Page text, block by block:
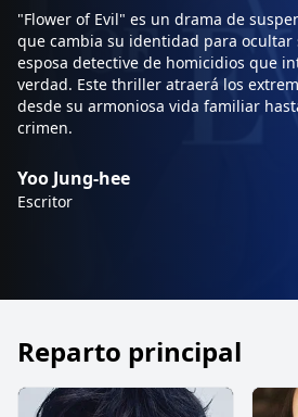
"Flower of Evil" es un drama de
que cambia su identidad para ocultar
esposa detective de homicidios que
verdad. Este thriller atraerá los
desde su armoniosa vida familiar
crimen.
Yoo Jung-hee
Escritor
Reparto principal